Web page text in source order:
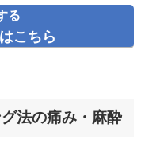
る
こちら
法の痛み・麻酔